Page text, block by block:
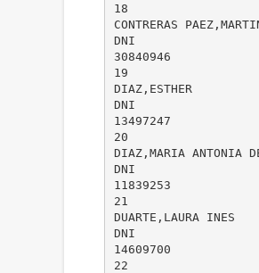
18
CONTRERAS
DNI
30840946
19
DIAZ,ESTHER
DNI
13497247
20
DIAZ,MARIA ANTONIA
DNI
11839253
21
DUARTE,LAURA INES
DNI
14609700
22